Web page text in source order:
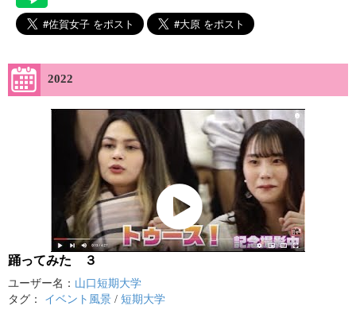
2022
踊ってみた ３
ユーザー名： 山口短期大学
タグ： イベント風景 / 短期大学